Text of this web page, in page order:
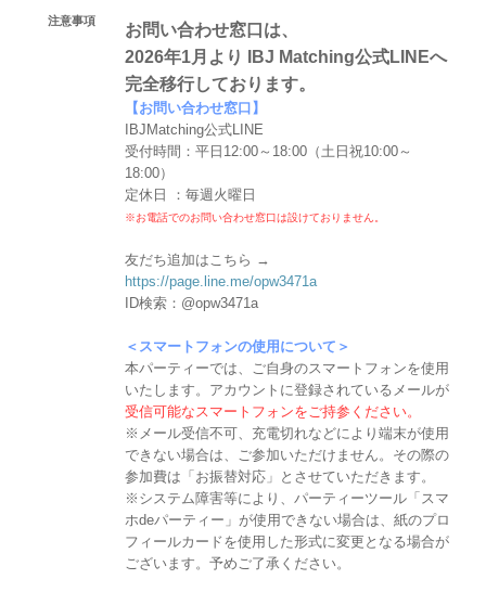
注意事項
お問い合わせ窓口は、
2026年1月より IBJ Matching公式LINEへ
完全移行しております。
【お問い合わせ窓口】
IBJMatching公式LINE
受付時間：平日12:00～18:00（土日祝10:00～
18:00）
定休日 ：毎週火曜日
※お電話でのお問い合わせ窓口は設けておりません。
友だち追加はこちら →
https://page.line.me/opw3471a
ID検索：@opw3471a
＜スマートフォンの使用について＞
本パーティーでは、ご自身のスマートフォンを使用
いたします。アカウントに登録されているメールが
受信可能なスマートフォンをご持参ください。
※メール受信不可、充電切れなどにより端末が使用
できない場合は、ご参加いただけません。その際の
参加費は「お振替対応」とさせていただきます。
※システム障害等により、パーティーツール「スマ
ホdeパーティー」が使用できない場合は、紙のプロ
フィールカードを使用した形式に変更となる場合が
ございます。予めご了承ください。